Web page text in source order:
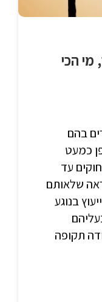
הכי
בהם
כמעט
עד
שלאותם
בנוגע
תקופה